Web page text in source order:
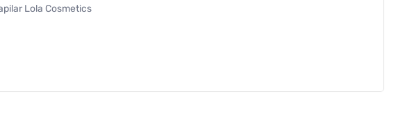
Lola Cosmetics